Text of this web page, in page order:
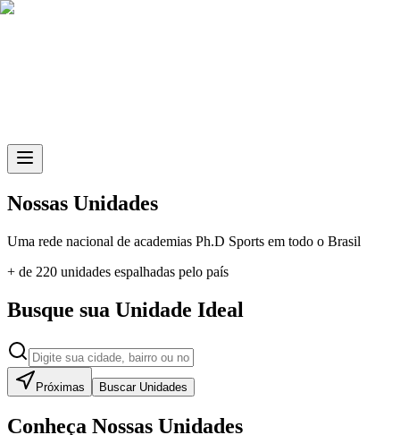
Nossas Unidades
Uma rede nacional de academias Ph.D Sports em todo o Brasil
+ de 220 unidades espalhadas pelo país
Busque sua Unidade Ideal
Próximas Buscar Unidades
Conheça Nossas Unidades